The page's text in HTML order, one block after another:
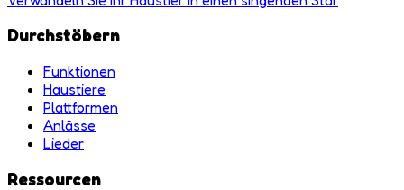
Durchstöbern
Funktionen
Haustiere
Plattformen
Anlässe
Lieder
Ressourcen